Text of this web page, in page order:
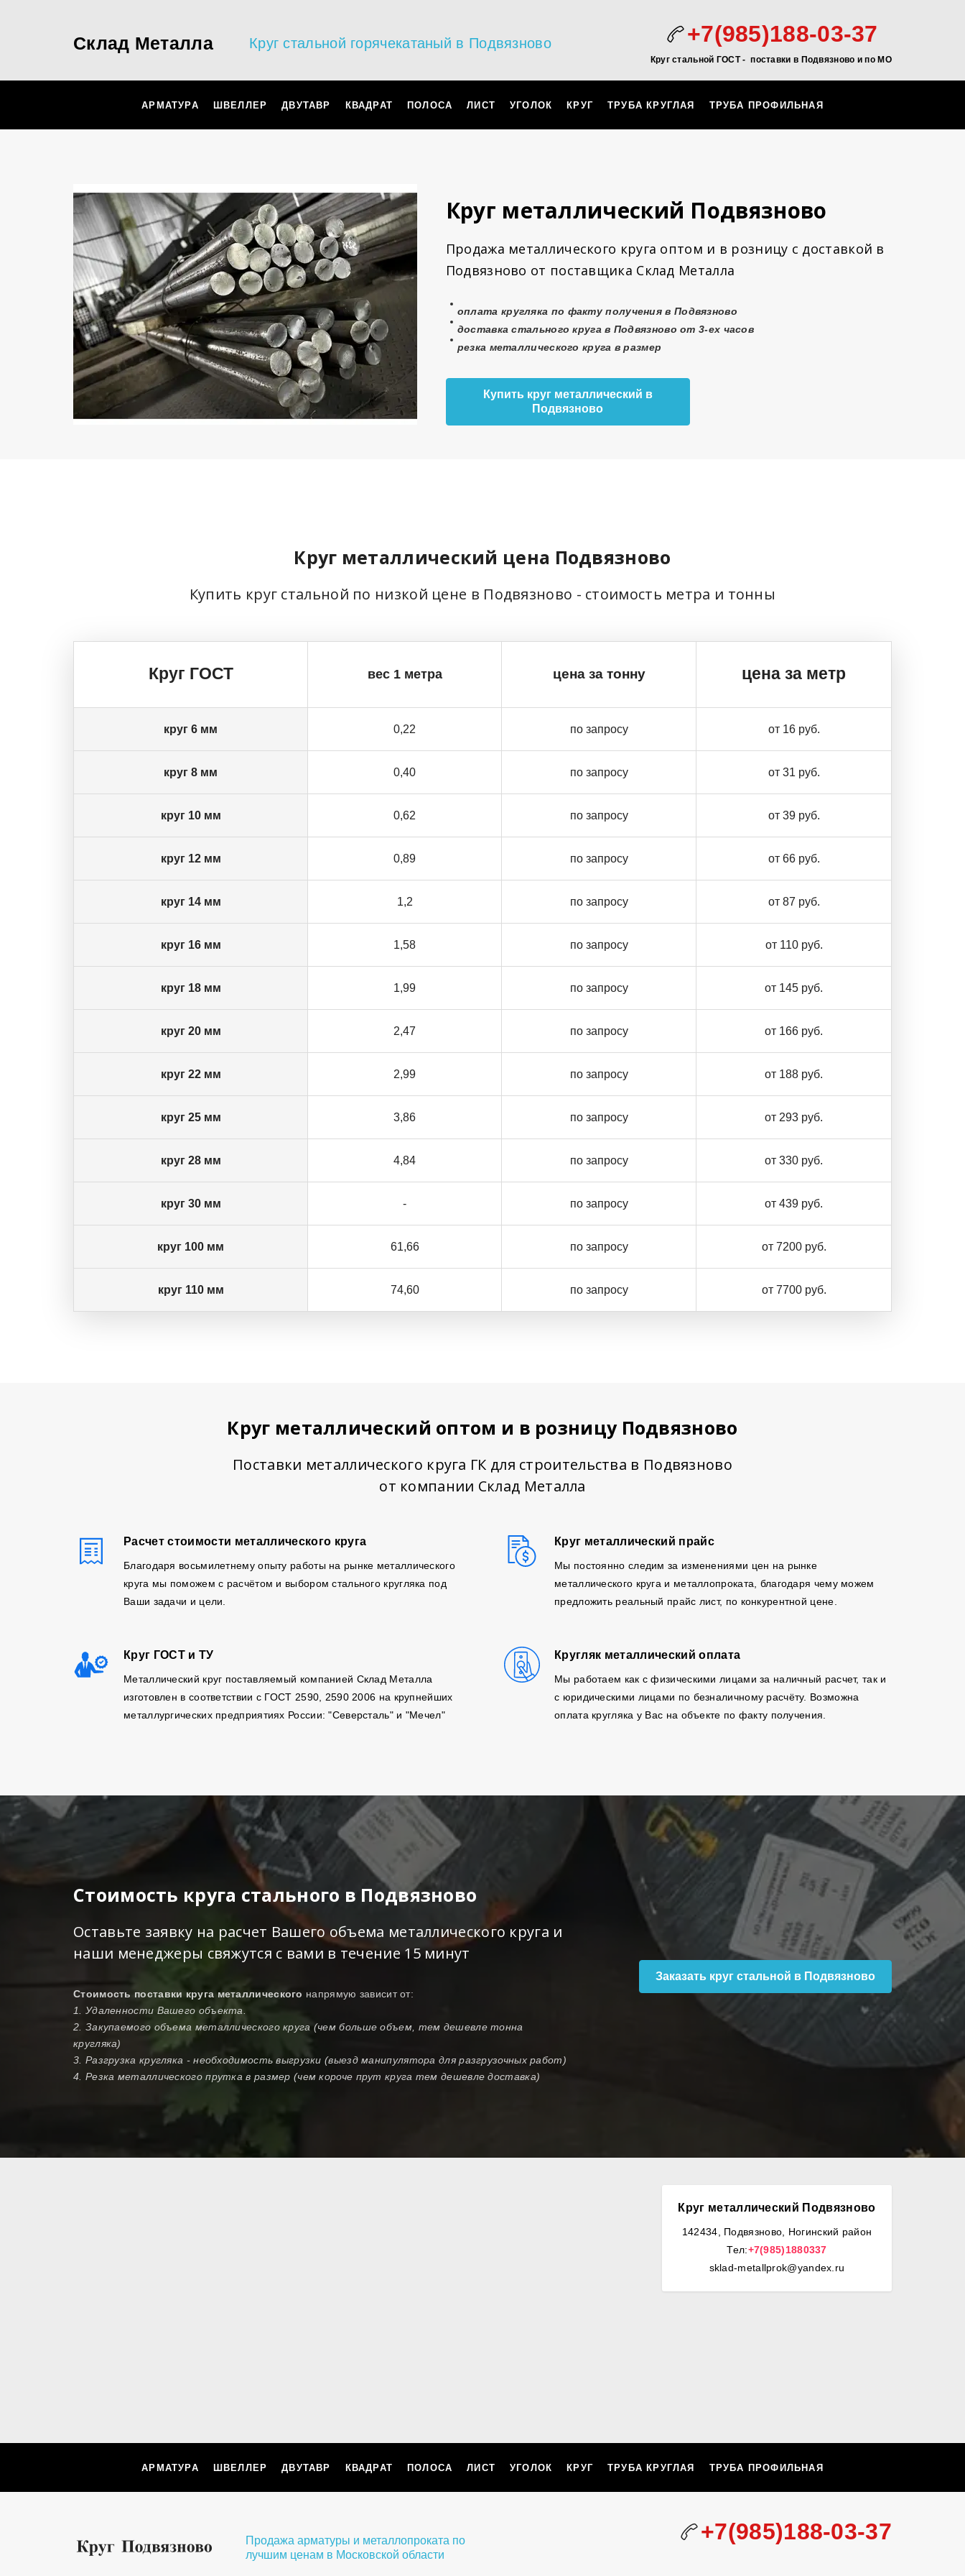
Склад Металла Круг стальной горячекатаный в Подвязново +7(985)188-03-37
Круг стальной ГОСТ - поставки в Подвязново и по МО
АРМАТУРА ШВЕЛЛЕР ДВУТАВР КВАДРАТ ПОЛОСА ЛИСТ УГОЛОК КРУГ ТРУБА КРУГЛАЯ ТРУБА ПРОФИЛЬНАЯ
Круг металлический Подвязново
Продажа металлического круга оптом и в розницу с доставкой в
Подвязново от поставщика Склад Металла
оплата кругляка по факту получения в Подвязново
доставка стального круга в Подвязново от 3-ех часов
резка металлического круга в размер
Купить круг металлический в
Подвязново
Круг металлический цена Подвязново
Купить круг стальной по низкой цене в Подвязново - стоимость метра и тонны
Круг ГОСТ вес 1 метра цена за тонну цена за метр
круг 6 мм 0,22 по запросу от 16 руб.
круг 8 мм 0,40 по запросу от 31 руб.
круг 10 мм 0,62 по запросу от 39 руб.
круг 12 мм 0,89 по запросу от 66 руб.
круг 14 мм 1,2 по запросу от 87 руб.
круг 16 мм 1,58 по запросу от 110 руб.
круг 18 мм 1,99 по запросу от 145 руб.
круг 20 мм 2,47 по запросу от 166 руб.
круг 22 мм 2,99 по запросу от 188 руб.
круг 25 мм 3,86 по запросу от 293 руб.
круг 28 мм 4,84 по запросу от 330 руб.
круг 30 мм - по запросу от 439 руб.
круг 100 мм 61,66 по запросу от 7200 руб.
круг 110 мм 74,60 по запросу от 7700 руб.
Круг металлический оптом и в розницу Подвязново
Поставки металлического круга ГК для строительства в Подвязново
от компании Склад Металла
Расчет стоимости металлического круга
Благодаря восьмилетнему опыту работы на рынке металлического
круга мы поможем с расчётом и выбором стального кругляка под
Ваши задачи и цели.
Круг металлический прайс
Мы постоянно следим за изменениями цен на рынке
металлического круга и металлопроката, благодаря чему можем
предложить реальный прайс лист, по конкурентной цене.
Круг ГОСТ и ТУ
Металлический круг поставляемый компанией Склад Металла
изготовлен в соответствии с ГОСТ 2590, 2590 2006 на крупнейших
металлургических предприятиях России: "Северсталь" и "Мечел"
Кругляк металлический оплата
Мы работаем как с физическими лицами за наличный расчет, так и
с юридическими лицами по безналичному расчёту. Возможна
оплата кругляка у Вас на объекте по факту получения.
Стоимость круга стального в Подвязново
Оставьте заявку на расчет Вашего объема металлического круга и
наши менеджеры свяжутся с вами в течение 15 минут
Стоимость поставки круга металлического напрямую зависит от:
1. Удаленности Вашего объекта.
2. Закупаемого объема металлического круга (чем больше объем, тем дешевле тонна
кругляка)
3. Разгрузка кругляка - необходимость выгрузки (выезд манипулятора для разгрузочных работ)
4. Резка металлического прутка в размер (чем короче прут круга тем дешевле доставка)
Заказать круг стальной в Подвязново
Круг металлический Подвязново
142434, Подвязново, Ногинский район
Тел:+7(985)1880337
sklad-metallprok@yandex.ru
АРМАТУРА ШВЕЛЛЕР ДВУТАВР КВАДРАТ ПОЛОСА ЛИСТ УГОЛОК КРУГ ТРУБА КРУГЛАЯ ТРУБА ПРОФИЛЬНАЯ
Продажа арматуры и металлопроката по
лучшим ценам в Московской области
+7(985)188-03-37